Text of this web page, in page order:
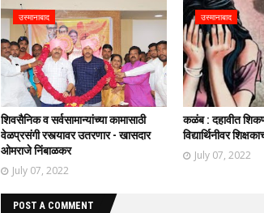
उस्मानाबाद
शिवसैनिक व सर्वसामान्यांच्या कामासाठी
वेळप्रसंगी रस्त्यावर उतरणार - खासदार
ओमराजे निंबाळकर
July 07, 2022
उस्मानाबाद
कळंब : दहावीत
विद्यार्थिनीवर
July 07, 2022
POST A COMMENT